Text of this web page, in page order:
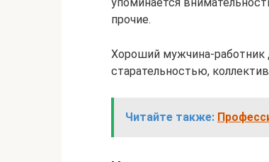
прочие.
Хороший мужчина-работник
старательностью,
Читайте также: